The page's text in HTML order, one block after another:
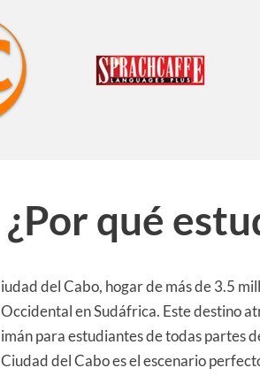
¿Por qué
iudad del Cabo, hogar de más de 3.5
Occidental en Sudáfrica. Este destino
imán para estudiantes de todas partes
Ciudad del Cabo es el escenario